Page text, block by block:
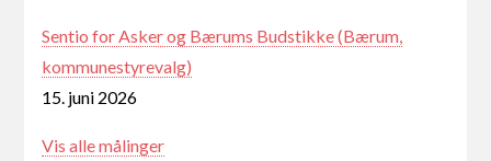
Sentio for Asker og Bærums Budstikke (Bærum,
kommunestyrevalg)
15. juni 2026
Vis alle målinger